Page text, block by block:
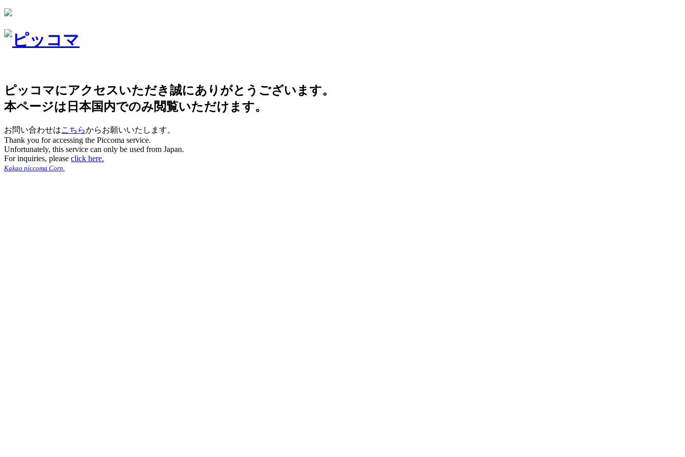
ピッコマにアクセスいただき誠にありがとうございます。
本ページは日本国内でのみ閲覧いただけます。
お問い合わせはこちらからお願いいたします。
Thank you for accessing the Piccoma service.
Unfortunately, this service can only be used from Japan.
For inquiries, please click here.
Kakao piccoma Corp.